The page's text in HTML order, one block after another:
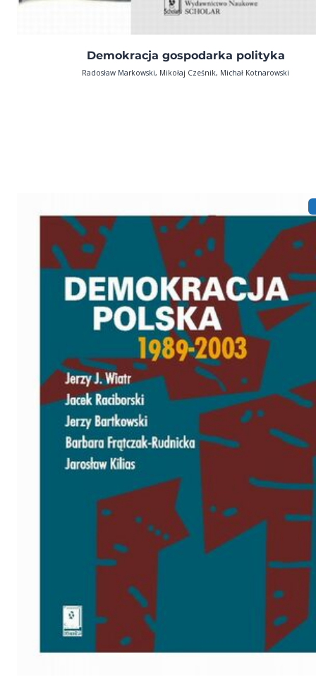
Demokracja gospodarka polityka
Radosław Markowski, Mikołaj Cześnik, Michał Kotnarowski